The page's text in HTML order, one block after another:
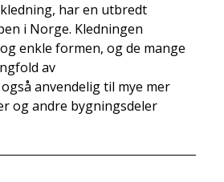
har en utbredt
i Norge. Kledningen
enkle formen, og de mange
av
anvendelig til mye mer
og andre bygningsdeler